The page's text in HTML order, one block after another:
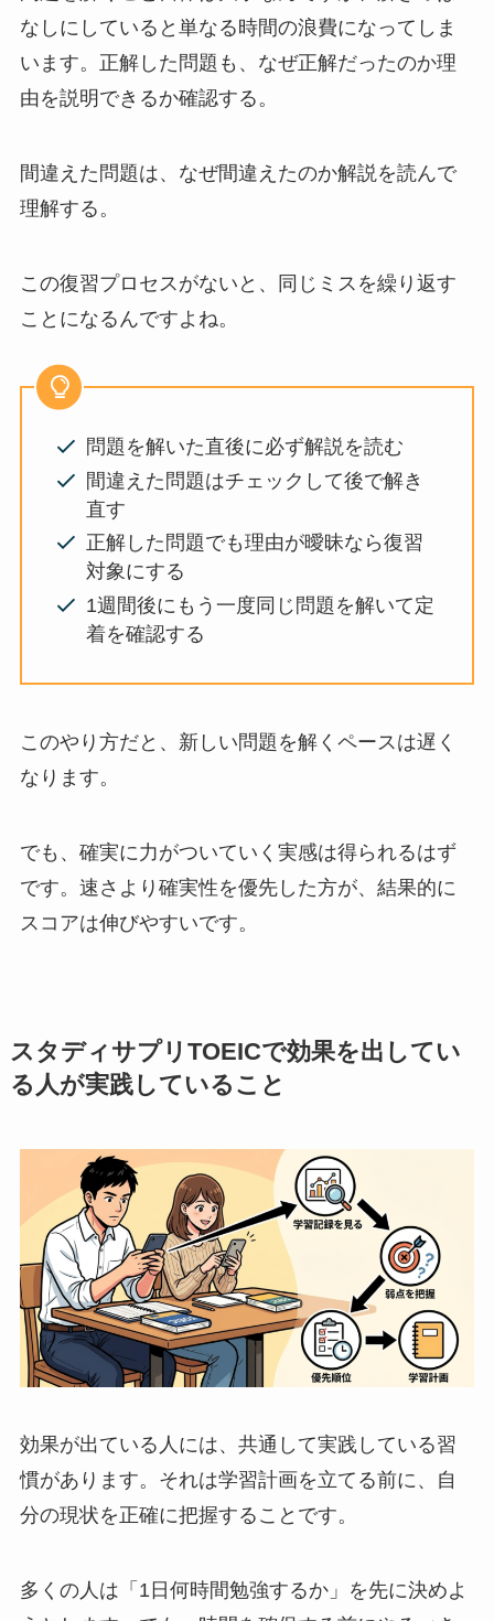
なしにしていると単なる時間の浪費になってしま
います。正解した問題も、なぜ正解だったのか理
由を説明できるか確認する。
間違えた問題は、なぜ間違えたのか解説を読んで
理解する。
この復習プロセスがないと、同じミスを繰り返す
ことになるんですよね。
問題を解いた直後に必ず解説を読む
間違えた問題はチェックして後で解き
直す
正解した問題でも理由が曖昧なら復習
対象にする
1週間後にもう一度同じ問題を解いて定
着を確認する
このやり方だと、新しい問題を解くペースは遅く
なります。
でも、確実に力がついていく実感は得られるはず
です。速さより確実性を優先した方が、結果的に
スコアは伸びやすいです。
スタディサプリTOEICで効果を出してい
る人が実践していること
効果が出ている人には、共通して実践している習
慣があります。それは学習計画を立てる前に、自
分の現状を正確に把握することです。
多くの人は「1日何時間勉強するか」を先に決めよ